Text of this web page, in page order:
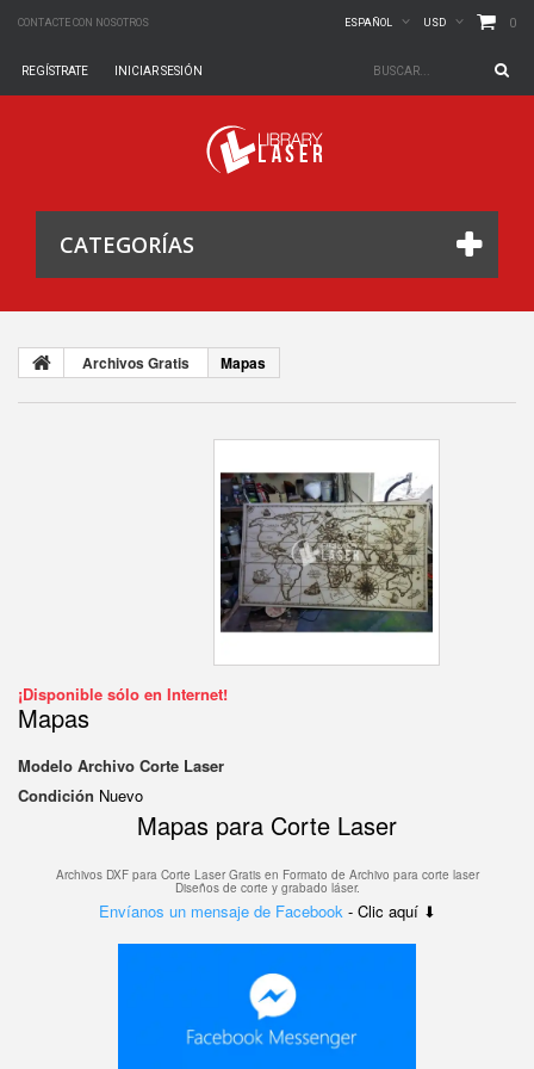
CONTACTE CON NOSOTROS 0
USD
ESPAÑOL
INICIAR SESIÓN
REGÍSTRATE
CATEGORÍAS
Archivos Gratis Mapas
¡Disponible sólo en Internet!
Mapas
Modelo Archivo Corte Laser
Condición Nuevo
Mapas para Corte Laser
Archivos DXF para Corte Laser Gratis en Formato de Archivo para corte laser
Diseños de corte y grabado láser.
Envíanos un mensaje de Facebook - Clic aquí ⬇